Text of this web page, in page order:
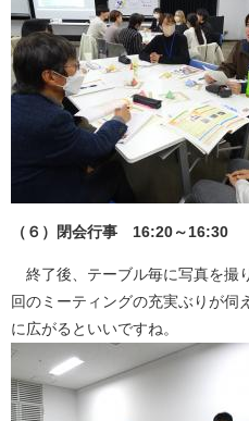
（６）閉会行事 16:20～16:30
終了後、テーブル毎に写真を撮
回のミーティングの充実ぶりが伺
に広がるといいですね。